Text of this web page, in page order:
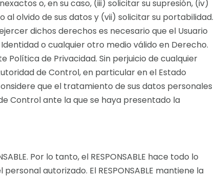
o, en su caso, (iii) solicitar su supresión, (iv)
olvido de sus datos y (vii) solicitar su portabilidad.
dichos derechos es necesario que el Usuario
o cualquier otro medio válido en Derecho.
de Privacidad. Sin perjuicio de cualquier
de Control, en particular en el Estado
que el tratamiento de sus datos personales
Control ante la que se haya presentado la
Por lo tanto, el RESPONSABLE hace todo lo
autorizado. El RESPONSABLE mantiene la